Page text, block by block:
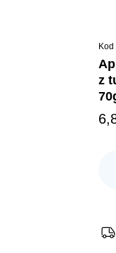
applaws saszetka filet
z